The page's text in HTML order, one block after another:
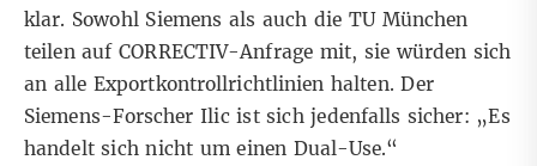
klar. Sowohl Siemens als auch die TU München
teilen auf CORRECTIV-Anfrage mit, sie würden sich
an alle Exportkontrollrichtlinien halten. Der
Siemens-Forscher Ilic ist sich jedenfalls sicher: „Es
handelt sich nicht um einen Dual-Use.“